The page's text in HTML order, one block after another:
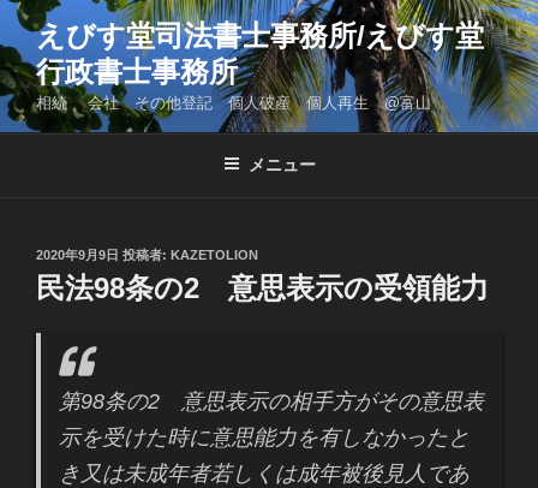
コ
ン
テ
ン
ツ
えびす堂司法書士事務所/えびす堂
行政書士事務所
相続 会社 その他登記 個人破産 個人再生 @富山
メニュー
投
稿
日:
2020年9月9日 投稿者: KAZETOLION
民法98条の2 意思表示の受領能力
第98条の2 意思表示の相手方がその意思表
示を受けた時に意思能力を有しなかったと
き又は未成年者若しくは成年被後見人であ